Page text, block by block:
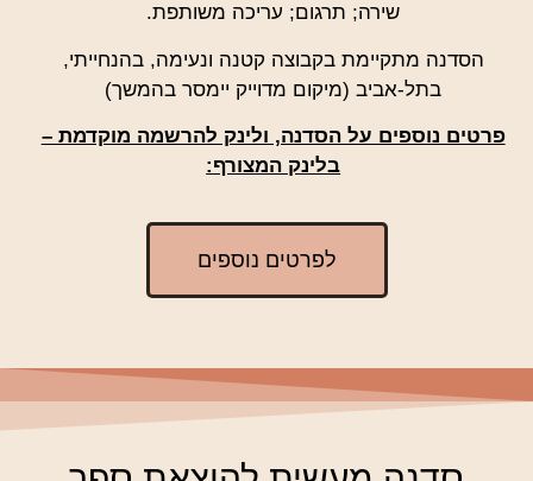
שירה; תרגום; עריכה משותפת.
הסדנה מתקיימת בקבוצה קטנה ונעימה, בהנחייתי,
בתל-אביב (מיקום מדוייק יימסר בהמשך)
פרטים נוספים על הסדנה, ולינק להרשמה מוקדמת –
בלינק המצורף:
לפרטים נוספים